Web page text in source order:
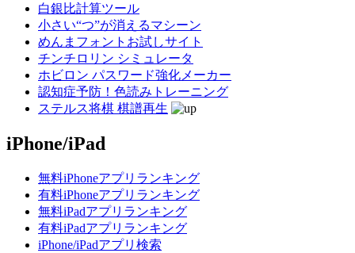
白銀比計算ツール
小さい“つ”が消えるマシーン
めんまフォントお試しサイト
チンチロリン シミュレータ
ホビロン パスワード強化メーカー
認知症予防！色読みトレーニング
ステルス将棋 棋譜再生
iPhone/iPad
無料iPhoneアプリランキング
有料iPhoneアプリランキング
無料iPadアプリランキング
有料iPadアプリランキング
iPhone/iPadアプリ検索